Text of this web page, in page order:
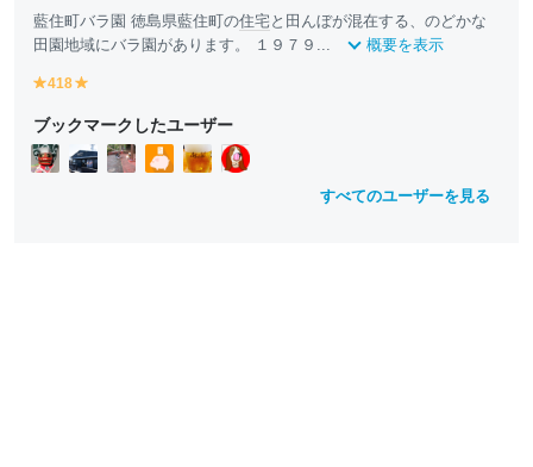
藍住町バラ園 徳島県藍住町の住宅 と田んぼが混在する、のどかな
田園地域にバラ園があります。 １９７９...
概要を表示
y
ll
o
w
418
ll
o
w
ブックマークしたユーザー
すべてのユーザーを見る